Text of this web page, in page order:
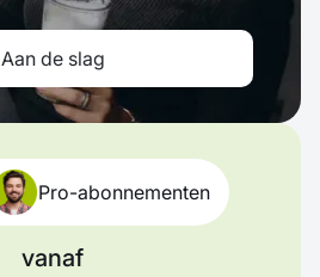
Aan de slag
Pro-abonnementen
vanaf